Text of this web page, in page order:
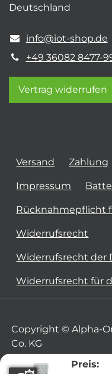
Preis:
Deutschland
info@iot-shop.de
+49 36082 8477-
Vertrag widerrufen
Versand Zahlung
Impressum
Rücknahmepflicht
Widerrufsrecht
Widerrufsrecht der
Widerrufsrecht für
Copyright © Alpha-
Co. KG